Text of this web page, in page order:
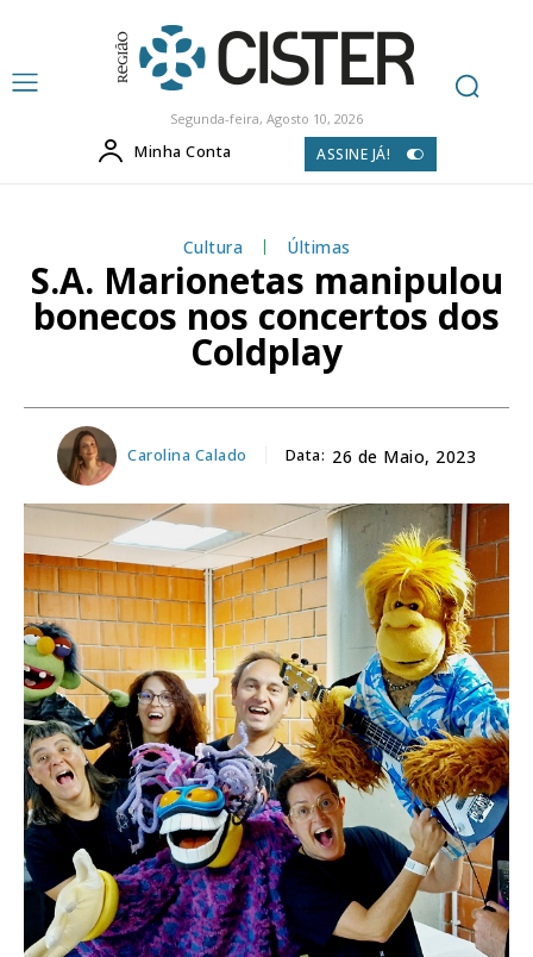
Segunda-feira, Agosto 10, 2026
Minha Conta ASSINE JÁ!
Cultura Últimas
S.A. Marionetas manipulou
bonecos nos concertos dos
Coldplay
Carolina Calado Data: 26 de Maio, 2023